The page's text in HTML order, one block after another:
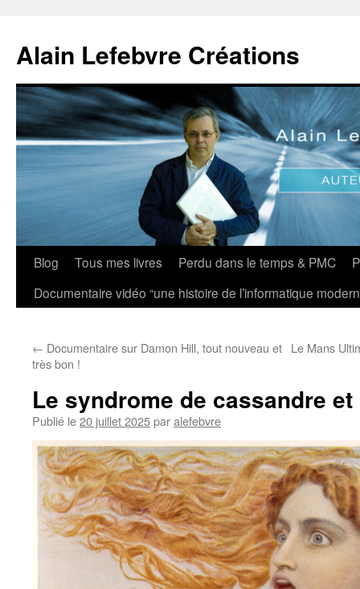
contenu
Alain Lefebvre Créations
Blog Tous mes livres Perdu dans le temps & PMC
Documentaire vidéo “une histoire de l’informatique
← Documentaire sur Damon Hill, tout nouveau et
très bon !
Le Mans
Le syndrome de cassandre et
Publié le20 juillet 2025paralefebvre